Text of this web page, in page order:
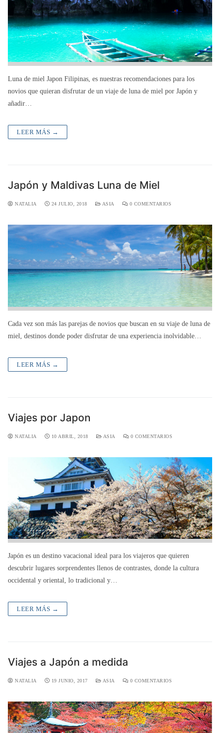
Luna de miel Japon Filipinas, es nuestras recomendaciones para los
novios que quieran disfrutar de un viaje de luna de miel por Japón y
añadir…
LEER MÁS →
Japón y Maldivas Luna de Miel
NATALIA 24 JULIO, 2018 ASIA 0 COMENTARIOS
Cada vez son más las parejas de novios que buscan en su viaje de luna de
miel, destinos donde poder disfrutar de una experiencia inolvidable…
LEER MÁS →
Viajes por Japon
NATALIA 10 ABRIL, 2018 ASIA 0 COMENTARIOS
Japón es un destino vacacional ideal para los viajeros que quieren
descubrir lugares sorprendentes llenos de contrastes, donde la cultura
occidental y oriental, lo tradicional y…
LEER MÁS →
Viajes a Japón a medida
NATALIA 19 JUNIO, 2017 ASIA 0 COMENTARIOS